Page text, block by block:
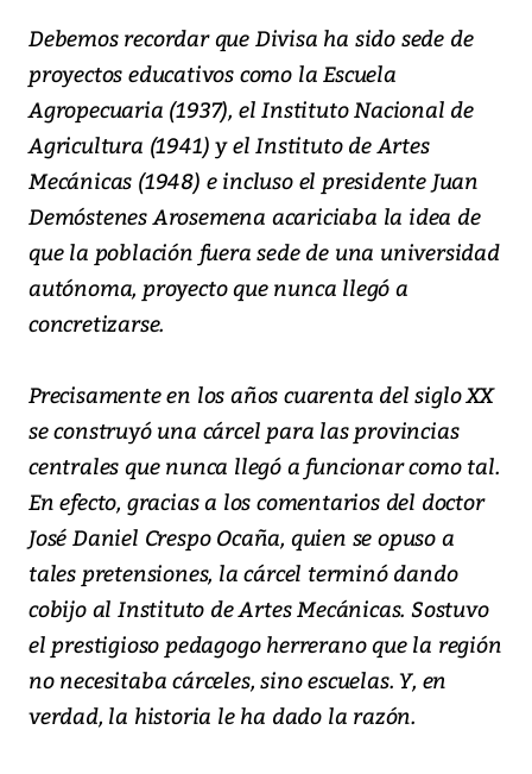
Debemos recordar que Divisa ha sido sede de
proyectos educativos como la Escuela
Agropecuaria (1937), el Instituto Nacional de
Agricultura (1941) y el Instituto de Artes
Mecánicas (1948) e incluso el presidente Juan
Demóstenes Arosemena acariciaba la idea de
que la población fuera sede de una universidad
autónoma, proyecto que nunca llegó a
concretizarse.
Precisamente en los años cuarenta del siglo XX
se construyó una cárcel para las provincias
centrales que nunca llegó a funcionar como tal.
En efecto, gracias a los comentarios del doctor
José Daniel Crespo Ocaña, quien se opuso a
tales pretensiones, la cárcel terminó dando
cobijo al Instituto de Artes Mecánicas. Sostuvo
el prestigioso pedagogo herrerano que la región
no necesitaba cárceles, sino escuelas. Y, en
verdad, la historia le ha dado la razón.